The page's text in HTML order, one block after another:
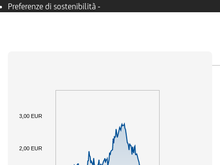
Preferenze di sostenibilità -
2,00 EUR
3,00 EUR